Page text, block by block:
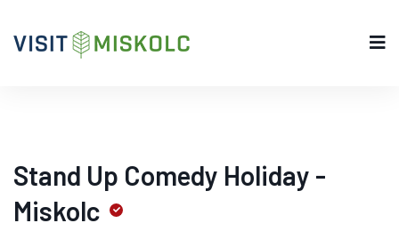
Stand Up Comedy Holiday -
Miskolc